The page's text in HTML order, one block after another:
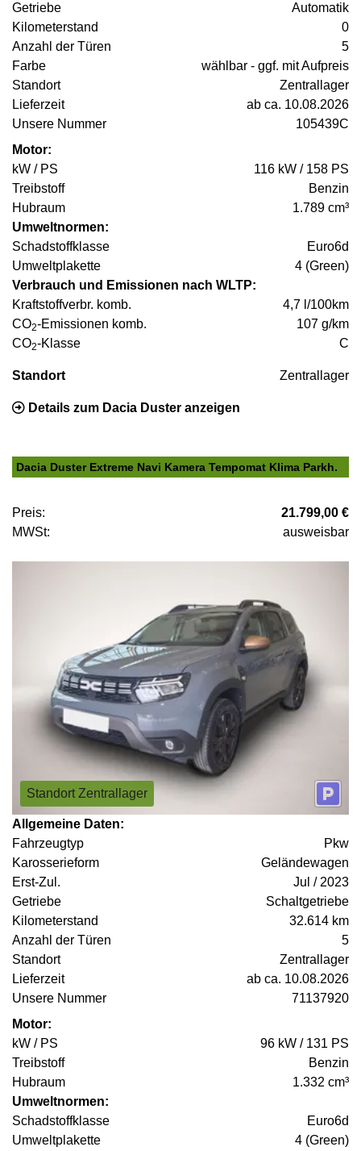
Getriebe
Automatik
Kilometerstand
0
Anzahl der Türen
5
Farbe
wählbar - ggf. mit Aufpreis
Standort
Zentrallager
Lieferzeit
ab ca. 10.08.2026
Unsere Nummer
105439C
Motor:
kW / PS
116 kW / 158 PS
Treibstoff
Benzin
Hubraum
1.789 cm³
Umweltnormen:
Schadstoffklasse
Euro6d
Umweltplakette
4 (Green)
Verbrauch und Emissionen nach WLTP:
Kraftstoffverbr. komb.
4,7 l/100km
CO2-Emissionen komb.
107 g/km
CO2-Klasse C
Standort Zentrallager
Details zum Dacia Duster anzeigen
Dacia Duster Extreme Navi Kamera Tempomat Klima Parkh.
Preis:
21.799,00 €
MWSt:
ausweisbar
Standort Zentrallager
Allgemeine Daten:
Fahrzeugtyp
Pkw
Karosserieform
Geländewagen
Erst-Zul.
Jul / 2023
Getriebe
Schaltgetriebe
Kilometerstand
32.614 km
Anzahl der Türen
5
Standort
Zentrallager
Lieferzeit
ab ca. 10.08.2026
Unsere Nummer
71137920
Motor:
kW / PS
96 kW / 131 PS
Treibstoff
Benzin
Hubraum
1.332 cm³
Umweltnormen:
Schadstoffklasse
Euro6d
Umweltplakette
4 (Green)